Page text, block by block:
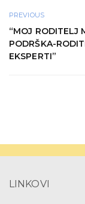
PREVIOUS
“MOJ RODITELJ
PODRŠKA-
EKSPERTI”
LINKOVI